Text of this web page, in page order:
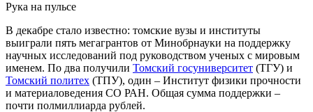
Рука на пульсе
В декабре стало известно: томские вузы и институты
выиграли пять мегагрантов от Минобрнауки на поддержку
научных исследований под руководством ученых с мировым
именем. По два получили Томский госуниверситет (ТГУ) и
Томский политех (ТПУ), один – Институт физики прочности
и материаловедения СО РАН. Общая сумма поддержки –
почти полмиллиарда рублей.